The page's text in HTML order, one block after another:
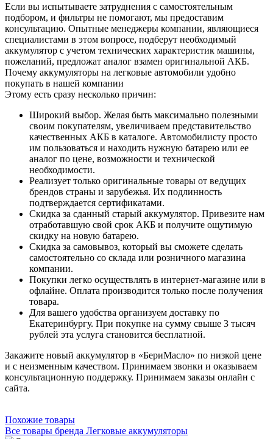
Если вы испытываете затруднения с самостоятельным
подбором, и фильтры не помогают, мы предоставим
консультацию. Опытные менеджеры компании, являющиеся
специалистами в этом вопросе, подберут необходимый
аккумулятор с учетом технических характеристик машины,
пожеланий, предложат аналог взамен оригинальной АКБ.
Почему аккумуляторы на легковые автомобили удобно
покупать в нашей компании
Этому есть сразу несколько причин:
Широкий выбор. Желая быть максимально полезными
своим покупателям, увеличиваем представительство
качественных АКБ в каталоге. Автомобилисту просто
им пользоваться и находить нужную батарею или ее
аналог по цене, возможности и технической
необходимости.
Реализует только оригинальные товары от ведущих
брендов страны и зарубежья. Их подлинность
подтверждается сертификатами.
Скидка за сданный старый аккумулятор. Привезите нам
отработавшую свой срок АКБ и получите ощутимую
скидку на новую батарею.
Скидка за самовывоз, который вы сможете сделать
самостоятельно со склада или розничного магазина
компании.
Покупки легко осуществлять в интернет-магазине или в
офлайне. Оплата производится только после получения
товара.
Для вашего удобства организуем доставку по
Екатеринбургу. При покупке на сумму свыше 3 тысяч
рублей эта услуга становится бесплатной.
Закажите новый аккумулятор в «БериМасло» по низкой цене
и с неизменным качеством. Принимаем звонки и оказываем
консультационную поддержку. Принимаем заказы онлайн с
сайта.
Похожие товары
Все товары бренда Легковые аккумуляторы